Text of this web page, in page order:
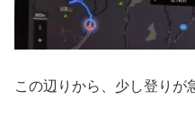
この辺りから、少し登りが